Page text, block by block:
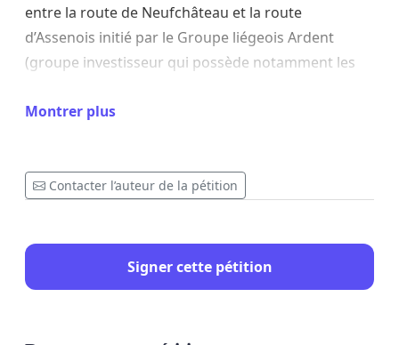
entre la route de Neufchâteau et la route
d’Assenois initié par le Groupe liégeois Ardent
(groupe investisseur qui possède notamment les
Le projet a pour but la création d’un
ainsi que 31 appartements. Nous croyons
fermement que la démesure de ce projet induit des
tous. Nous demandons instamment aux autorités
compétentes dereconsidérer leur soutien
Si ce projet est accepté tel quel, l’avenir de notre
Montrer plus
Contacter l’auteur de la pétition
Signer cette pétition